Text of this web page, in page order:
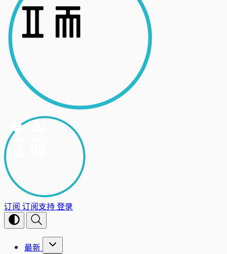
订阅 订阅支持登录
最新